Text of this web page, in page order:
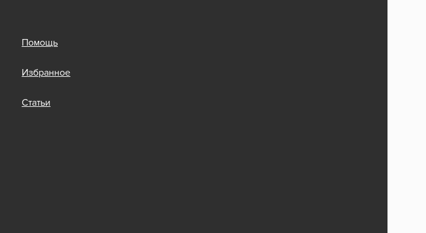
Помощь
Избранное
Статьи